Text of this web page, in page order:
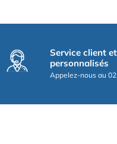
Service client
personnalisés
Appelez-nous au